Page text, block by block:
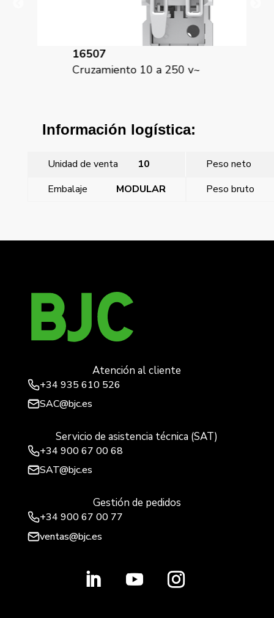
16507
Cruzamiento 10 a 250 v~
Información logística:
Unidad de venta 10
Peso neto
Embalaje
MODULAR Peso bruto
Atención al cliente
+34 935 610 526
SAC@bjc.es
Servicio de asistencia técnica (SAT)
+34 900 67 00 68
SAT@bjc.es
Gestión de pedidos
+34 900 67 00 77
ventas@bjc.es